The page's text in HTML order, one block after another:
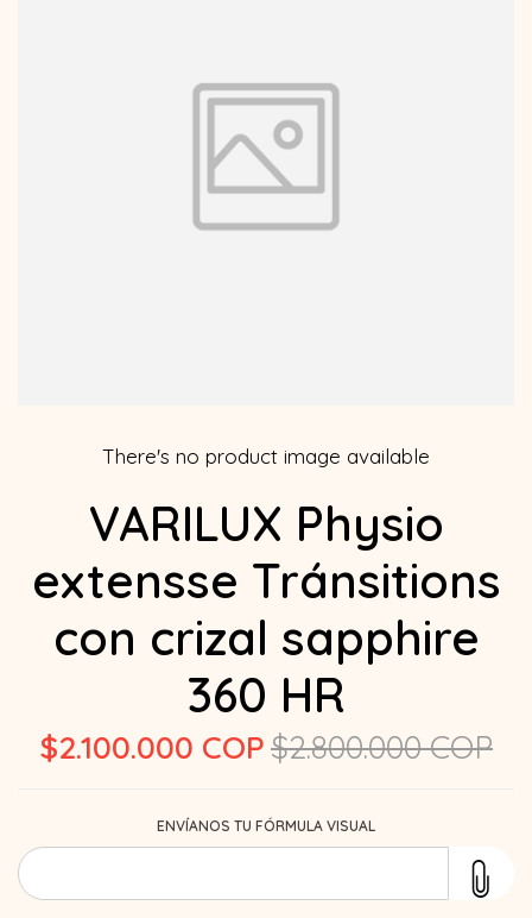
There's no product image available
VARILUX Physio
extensse Tránsitions
con crizal sapphire
360 HR
$2.100.000 COP$2.800.000 COP
ENVÍANOS TU FÓRMULA VISUAL